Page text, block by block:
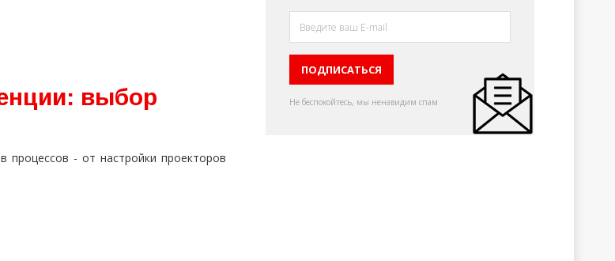
выбор
процессов - от настройки проекторов
Не беспокойтесь, мы ненавидим спам